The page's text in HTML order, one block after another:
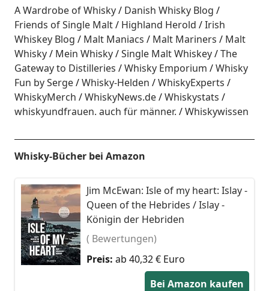
A Wardrobe of Whisky
Danish Whisky Blog
Friends of Single Malt
Highland Herold
Irish
Whiskey Blog
Malt Maniacs Malt Mariners
Malt
Whisky
Mein Whisky Single Malt Whiskey
The
Gateway to Distilleries
Whisky Emporium
Whisky
Fun by Serge
Whisky-Helden
WhiskyExperts
WhiskyMerch
WhiskyNews.de
Whiskystats
whiskyundfrauen. auch für männer.
Whiskywissen
Whisky-Bücher bei Amazon
Jim McEwan: Isle of my heart: Islay -
Queen of the Hebrides / Islay -
Königin der Hebriden
( Bewertungen)
Preis: ab 40,32 € Euro
Bei Amazon kaufen